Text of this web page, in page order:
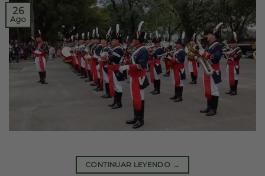
26
Ago
CONTINUAR LEYENDO →